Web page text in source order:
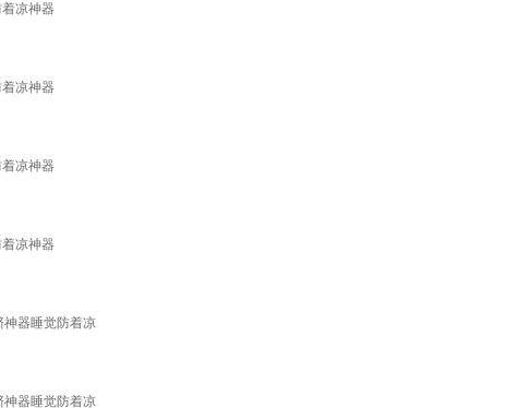
凉神器
凉神器
凉神器
凉神器
器睡觉防着凉
器睡觉防着凉